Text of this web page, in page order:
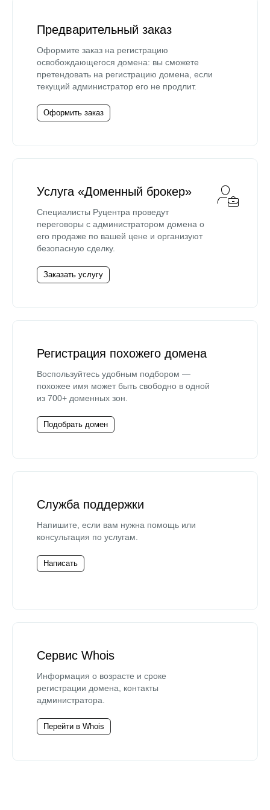
Предварительный заказ
Оформите заказ на регистрацию
освобождающегося домена: вы сможете
претендовать на регистрацию домена, если
текущий администратор его не продлит.
Оформить заказ
Услуга «Доменный брокер»
Специалисты Руцентра проведут
переговоры с администратором домена о
его продаже по вашей цене и организуют
безопасную сделку.
Заказать услугу
Регистрация похожего домена
Воспользуйтесь удобным подбором —
похожее имя может быть свободно в одной
из 700+ доменных зон.
Подобрать домен
Служба поддержки
Напишите, если вам нужна помощь или
консультация по услугам.
Написать
Сервис Whois
Информация о возрасте и сроке
регистрации домена, контакты
администратора.
Перейти в Whois